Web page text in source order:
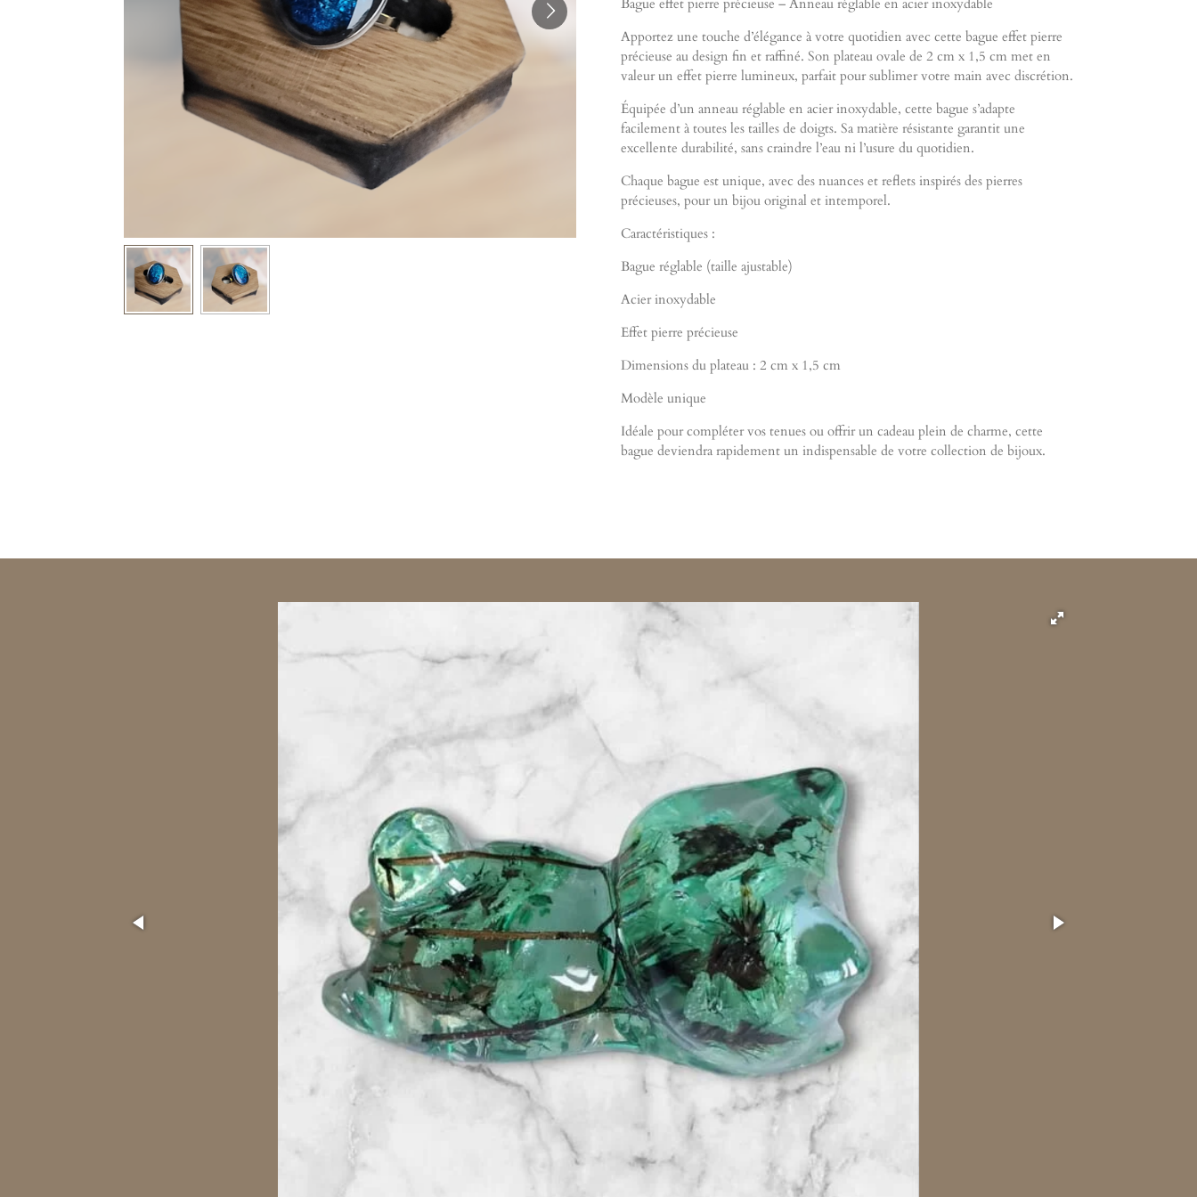
Bague effet pierre précieuse – Anneau réglable en acier inoxydable
Apportez une touche d’élégance à votre quotidien avec cette bague effet pierre
précieuse au design fin et raffiné. Son plateau ovale de 2 cm x 1,5 cm met en
valeur un effet pierre lumineux, parfait pour sublimer votre main avec discrétion.
Équipée d’un anneau réglable en acier inoxydable, cette bague s’adapte
facilement à toutes les tailles de doigts. Sa matière résistante garantit une
excellente durabilité, sans craindre l’eau ni l’usure du quotidien.
Chaque bague est unique, avec des nuances et reflets inspirés des pierres
précieuses, pour un bijou original et intemporel.
Caractéristiques :
Bague réglable (taille ajustable)
Acier inoxydable
Effet pierre précieuse
Dimensions du plateau : 2 cm x 1,5 cm
Modèle unique
Idéale pour compléter vos tenues ou offrir un cadeau plein de charme, cette
bague deviendra rapidement un indispensable de votre collection de bijoux.